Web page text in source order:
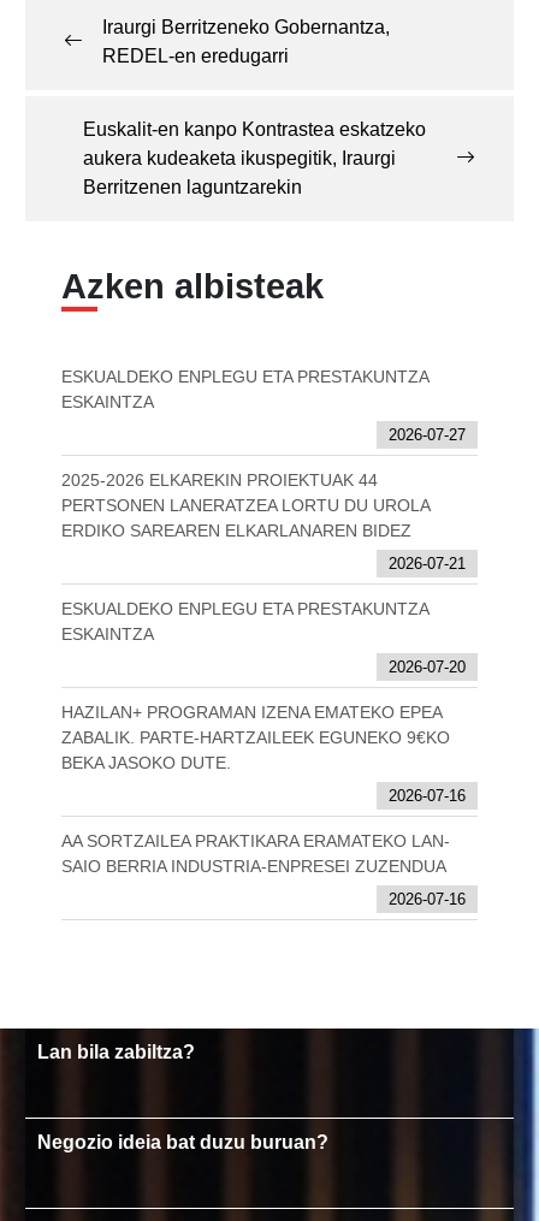
Iraurgi Berritzeneko Gobernantza,
REDEL-en eredugarri
Euskalit-en kanpo Kontrastea eskatzeko
aukera kudeaketa ikuspegitik, Iraurgi
Berritzenen laguntzarekin
Azken albisteak
ESKUALDEKO ENPLEGU ETA PRESTAKUNTZA
ESKAINTZA
2026-07-27
2025-2026 ELKAREKIN PROIEKTUAK 44
PERTSONEN LANERATZEA LORTU DU UROLA
ERDIKO SAREAREN ELKARLANAREN BIDEZ
2026-07-21
ESKUALDEKO ENPLEGU ETA PRESTAKUNTZA
ESKAINTZA
2026-07-20
HAZILAN+ PROGRAMAN IZENA EMATEKO EPEA
ZABALIK. PARTE-HARTZAILEEK EGUNEKO 9€KO
BEKA JASOKO DUTE.
2026-07-16
AA SORTZAILEA PRAKTIKARA ERAMATEKO LAN-
SAIO BERRIA INDUSTRIA-ENPRESEI ZUZENDUA
2026-07-16
Lan bila zabiltza?
Negozio ideia bat duzu buruan?